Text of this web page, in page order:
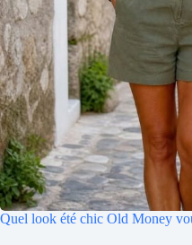
Quel look été chic Old Money